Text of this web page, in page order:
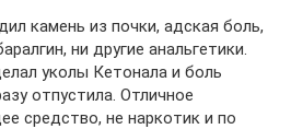
камень из почки, адская боль,
ни другие анальгетики.
уколы Кетонала и боль
отпустила. Отличное
средство, не наркотик и по